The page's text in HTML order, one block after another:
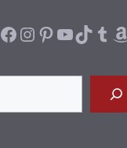
FACEBOOK
INSTAGRAM